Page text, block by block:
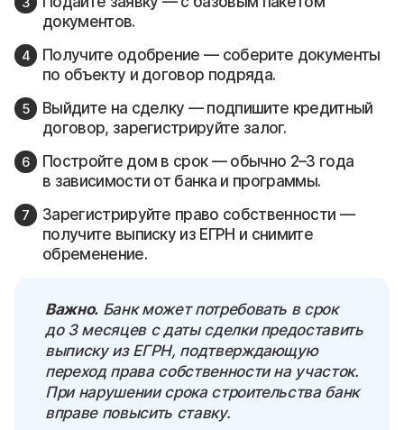
документов.
Получите одобрение — соберите документы
по объекту и договор подряда.
Выйдите на сделку — подпишите кредитный
договор, зарегистрируйте залог.
Постройте дом в срок — обычно 2–3 года
в зависимости от банка и программы.
Зарегистрируйте право собственности —
получите выписку из ЕГРН и снимите
обременение.
Важно.Банк может потребовать в срок
до 3 месяцев с даты сделки предоставить
выписку из ЕГРН, подтверждающую
переход права собственности на участок.
При нарушении срока строительства банк
вправе повысить ставку.